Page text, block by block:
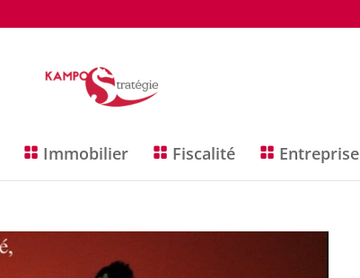
Immobilier Fiscalité Entreprise